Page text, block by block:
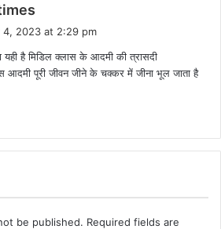
s
:
4, 2023 at 2:29 pm
यही है मिडिल क्लास के आदमी की त्रासदी
आदमी पूरी जीवन जीने के चक्कर में जीना भूल जाता है
be published. Required fields are